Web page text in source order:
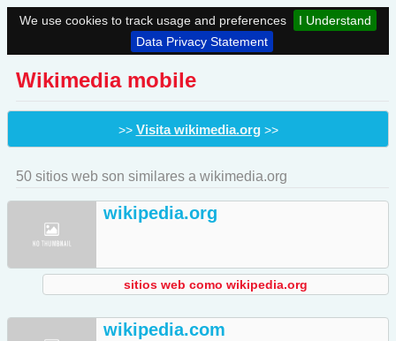
We use cookies to track usage and preferences
I Understand
Data Privacy Statement
Wikimedia mobile
>> Visita wikimedia.org>>
50 sitios web son similares a wikimedia.org
wikipedia.org
sitios web como wikipedia.org
wikipedia.com